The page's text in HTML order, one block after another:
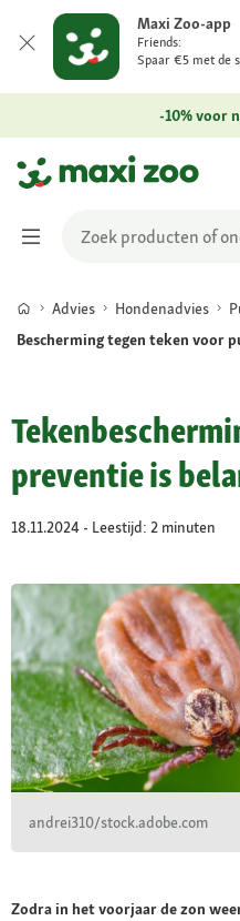
Maxi Zoo-app
Friends:
Spaar €5 met de
-10% voor
Advies Hondenadvies
Bescherming tegen teken voor
preventie is
18.11.2024 - Leestijd: 2 minuten
andrei310/stock.adobe.com
Zodra in het voorjaar de zon